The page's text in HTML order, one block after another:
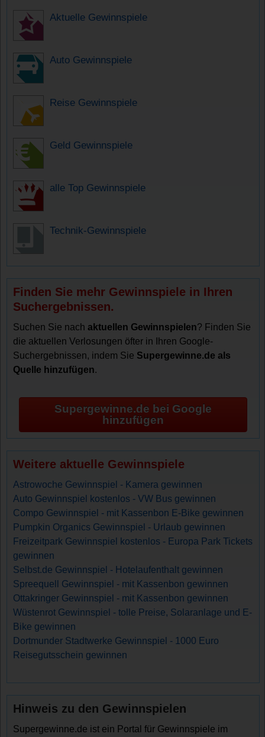
Aktuelle Gewinnspiele
Auto Gewinnspiele
Reise Gewinnspiele
Geld Gewinnspiele
alle Top Gewinnspiele
Technik-Gewinnspiele
Finden Sie mehr Gewinnspiele in Ihren
Suchergebnissen.
Suchen Sie nachaktuellen Gewinnspielen? Finden Sie
die aktuellen Verlosungen öfter in Ihren Google-
Suchergebnissen, indem Sie Supergewinne.de als
Quelle hinzufügen.
Supergewinne.de bei Google
hinzufügen
Weitere aktuelle Gewinnspiele
Astrowoche Gewinnspiel - Kamera gewinnen
Auto Gewinnspiel kostenlos - VW Bus gewinnen
Compo Gewinnspiel - mit Kassenbon E-Bike gewinnen
Pumpkin Organics Gewinnspiel - Urlaub gewinnen
Freizeitpark Gewinnspiel kostenlos - Europa Park Tickets
gewinnen
Selbst.de Gewinnspiel - Hotelaufenthalt gewinnen
Spreequell Gewinnspiel - mit Kassenbon gewinnen
Ottakringer Gewinnspiel - mit Kassenbon gewinnen
Wüstenrot Gewinnspiel - tolle Preise, Solaranlage und E-
Bike gewinnen
Dortmunder Stadtwerke Gewinnspiel - 1000 Euro
Reisegutsschein gewinnen
Hinweis zu den Gewinnspielen
Supergewinne.de ist ein Portal für Gewinnspiele im